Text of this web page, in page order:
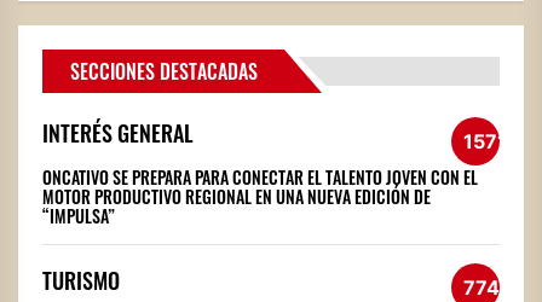
SECCIONES DESTACADAS
INTERÉS GENERAL 1571
ONCATIVO SE PREPARA PARA CONECTAR EL TALENTO JOVEN CON EL
MOTOR PRODUCTIVO REGIONAL EN UNA NUEVA EDICIÓN DE
“IMPULSA”
TURISMO 774